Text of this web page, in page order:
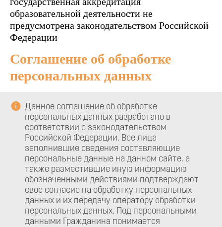
образовательной деятельности не
предусмотрена законодательством Российской
Федерации
Соглашение об обработке
персональных данных
Данное соглашение об обработке
персональных данных разработано в
соответствии с законодательством
Российской Федерации. Все лица
заполнившие сведения составляющие
персональные данные на данном сайте, а
также разместившие иную информацию
обозначенными действиями подтверждают
свое согласие на обработку персональных
данных и их передачу оператору обработки
персональных данных. Под персональными
данными Гражданина понимается